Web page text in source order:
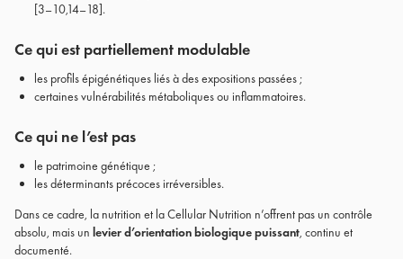
[3–10,14–18].
Ce qui est partiellement modulable
les profils épigénétiques liés à des expositions passées ;
certaines vulnérabilités métaboliques ou inflammatoires.
Ce qui ne l’est pas
le patrimoine génétique ;
les déterminants précoces irréversibles.
Dans ce cadre, la nutrition et la Cellular Nutrition n’offrent pas un contrôle
absolu, mais un levier d’orientation biologique puissant, continu et
documenté.